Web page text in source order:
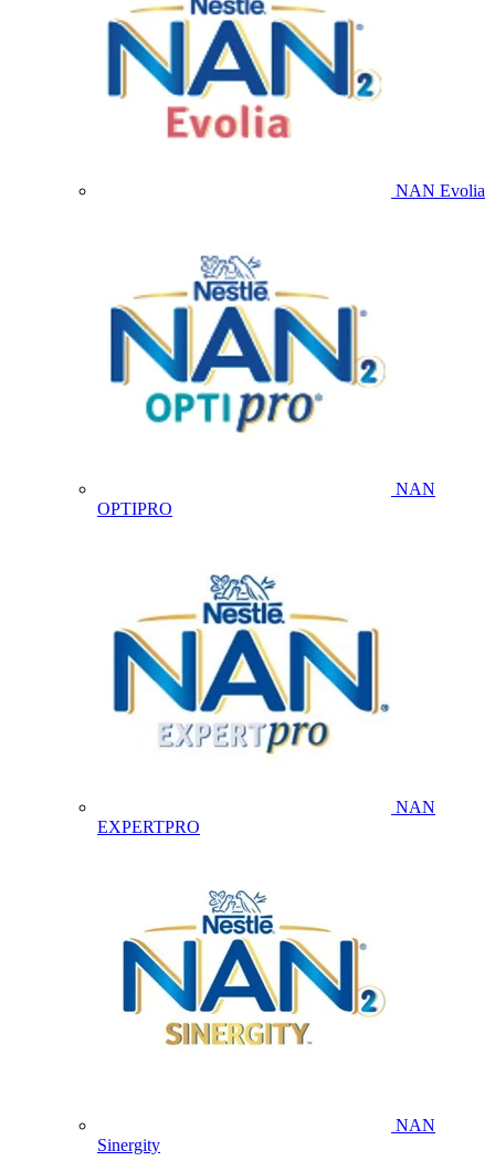
NAN Evolia
NAN
OPTIPRO
NAN
EXPERTPRO
NAN
Sinergity